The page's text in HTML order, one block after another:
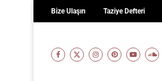
Bize Ulaşın Taziye Defteri